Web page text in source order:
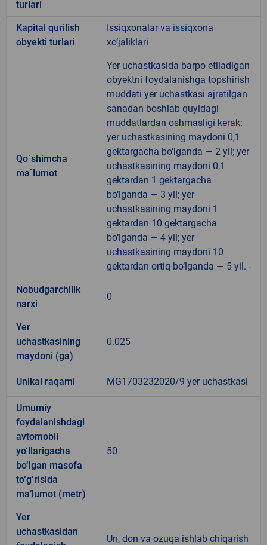
turlari
Kapital qurilish
obyekti turlari
Issiqxonalar va issiqxona
xo‘jaliklari
Qo`shimcha
ma`lumot
Yer uchastkasida barpo etiladigan
obyektni foydalanishga topshirish
muddati yer uchastkasi ajratilgan
sanadan boshlab quyidagi
muddatlardan oshmasligi kerak:
yer uchastkasining maydoni 0,1
gektargacha bo‘lganda — 2 yil; yer
uchastkasining maydoni 0,1
gektardan 1 gektargacha
bo‘lganda — 3 yil; yer
uchastkasining maydoni 1
gektardan 10 gektargacha
bo‘lganda — 4 yil; yer
uchastkasining maydoni 10
gektardan ortiq bo‘lganda — 5 yil. -
Nobudgarchilik
narxi
0
Yer
uchastkasining
maydoni (ga)
0.025
Unikal raqami MG1703232020/9 yer uchastkasi
Umumiy
foydalanishdagi
avtomobil
yo‘llarigacha
bo‘lgan masofa
to‘g‘risida
ma’lumot (metr)
50
Yer
uchastkasidan
Un, don va ozuqa ishlab chiqarish